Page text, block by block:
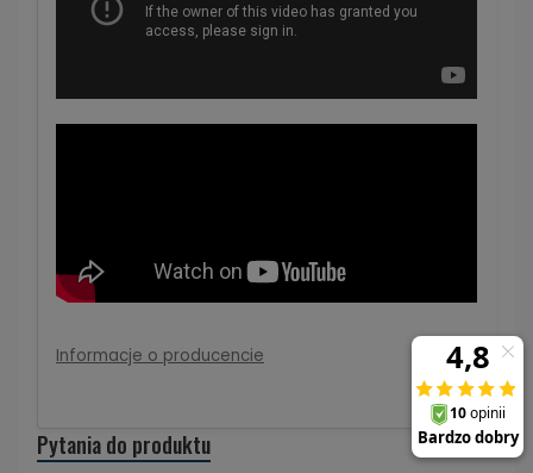
Informacje o producencie
Pytania do produktu